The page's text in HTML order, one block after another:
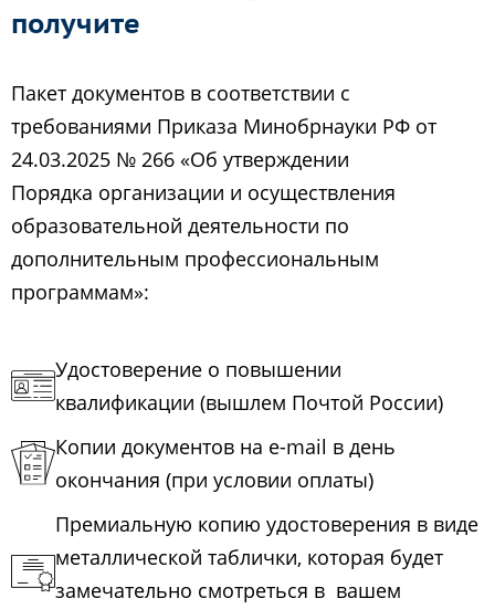
получите
Пакет документов в соответствии с
требованиями Приказа Минобрнауки РФ от
24.03.2025 № 266 «Об утверждении
Порядка организации и осуществления
образовательной деятельности по
дополнительным профессиональным
программам»:
Удостоверение о повышении
квалификации (вышлем Почтой России)
Копии документов на e-mail в день
окончания (при условии оплаты)
Премиальную копию удостоверения в виде
металлической таблички, которая будет
замечательно смотреться в вашем